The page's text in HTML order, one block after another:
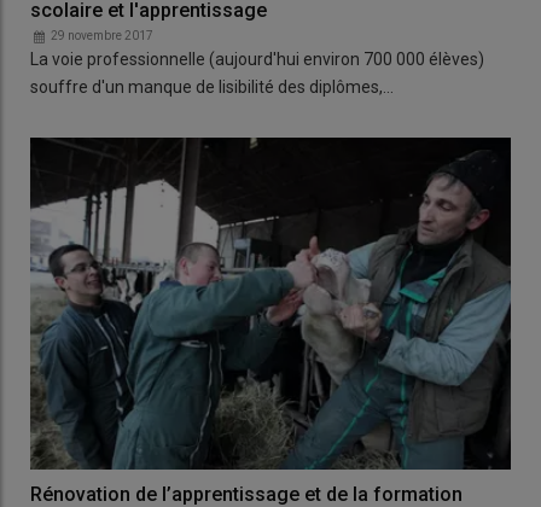
scolaire et l'apprentissage
29 novembre 2017
La voie professionnelle (aujourd'hui environ 700 000 élèves)
souffre d'un manque de lisibilité des diplômes,…
Rénovation de l’apprentissage et de la formation